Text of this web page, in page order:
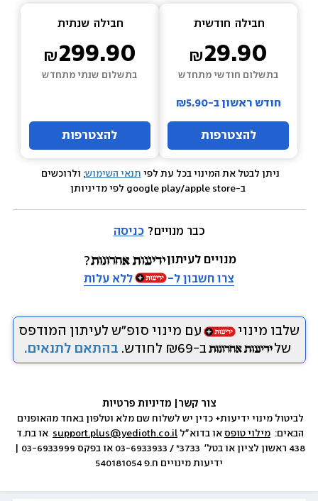
חבילה חודשית
29.90
בתשלום חודשי מתחדש
חודש ראשון ב-₪5.90
להצטרפות
חבילה שנתית
299.90
בתשלום שנתי מתחדש
להצטרפות
ניתן לבטל את המינוי בכל עת לפי תנאי השימוש; ולרוכשים
כבר מנויים? כניסה
מנויים לעיתון
צרו חשבון ל-
ללא עלות
שלבו מינוי
עם מינוי סופ״ש לעיתון המודפס
של
ב-₪69 לחודש. בהתאם לתנאים.
צור קשר
הבאים: מילוי טופס או בדוא״ל support.plus@yedioth.co.il
ידיעות מינויים ח.פ 540181054